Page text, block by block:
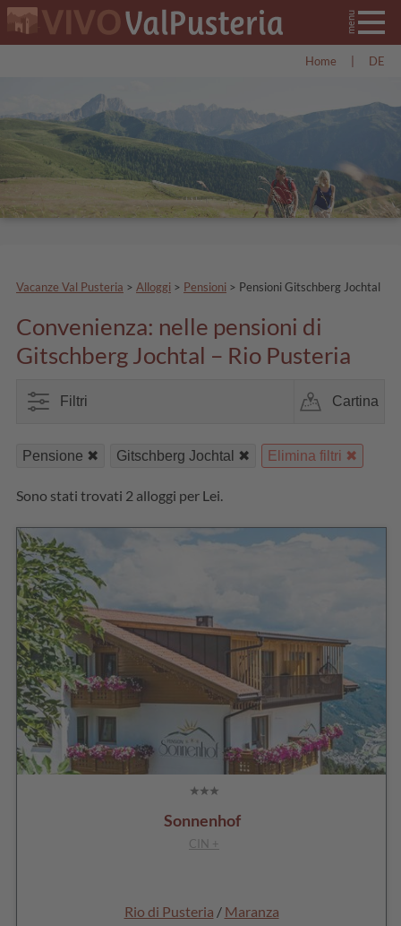
Home DE
Vacanze Val Pusteria > Alloggi > Pensioni > Pensioni Gitschberg Jochtal
Convenienza: nelle pensioni di
Gitschberg Jochtal – Rio Pusteria
Filtri Cartina
Pensione Gitschberg Jochtal Elimina filtri
Sono stati trovati 2 alloggi per Lei.
Sonnenhof
CIN +
Rio di Pusteria / Maranza